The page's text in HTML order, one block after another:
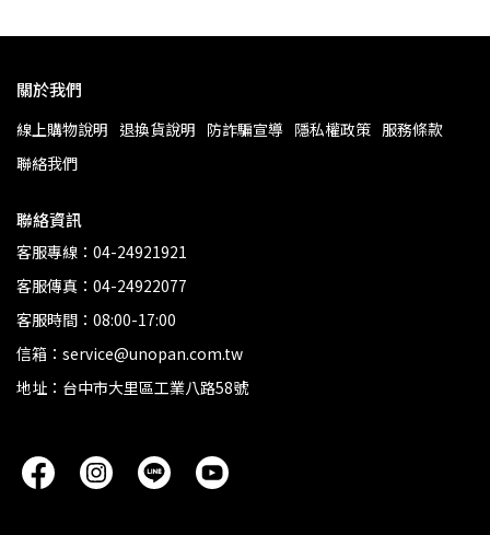
關於我們
線上購物說明 退換貨說明 防詐騙宣導 隱私權政策 服務條款
聯絡我們
聯絡資訊
客服專線：04-24921921
客服傳真：04-24922077
客服時間：08:00-17:00
信箱：service@unopan.com.tw
地址：台中市大里區工業八路58號